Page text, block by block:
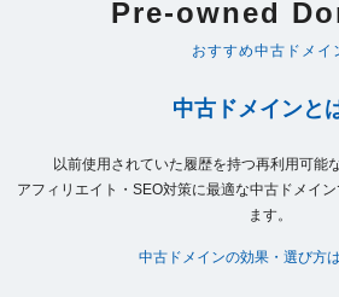
Pre-owned
おすすめ中古ドメイ
中古ドメインと
以前使用されていた履歴を持つ再利用可能
アフィリエイト・SEO対策に最適な中古ドメイ
ます。
中古ドメインの効果・選び方